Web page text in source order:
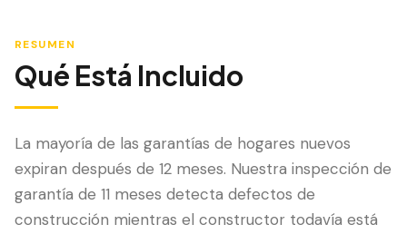
Inspección de Termitas
RESUMEN
Qué Está Incluido
La mayoría de las garantías de hogares nuevos
expiran después de 12 meses. Nuestra inspección de
garantía de 11 meses detecta defectos de
construcción mientras el constructor todavía está